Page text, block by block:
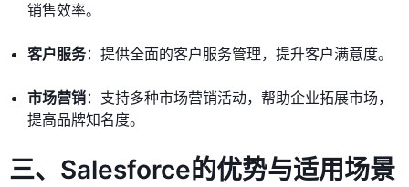
销售效率。
客户服务：提供全面的客户服务管理，提升客户满意度。
市场营销：支持多种市场营销活动，帮助企业拓展市场，
提高品牌知名度。
三、Salesforce的优势与适用场景